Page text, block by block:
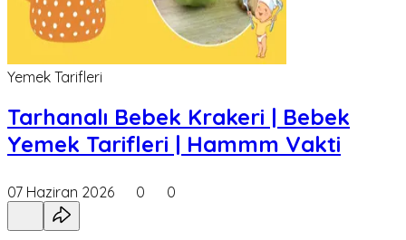
Yemek Tarifleri
Tarhanalı Bebek Krakeri | Bebek
Yemek Tarifleri | Hammm Vakti
07 Haziran 2026 0 0